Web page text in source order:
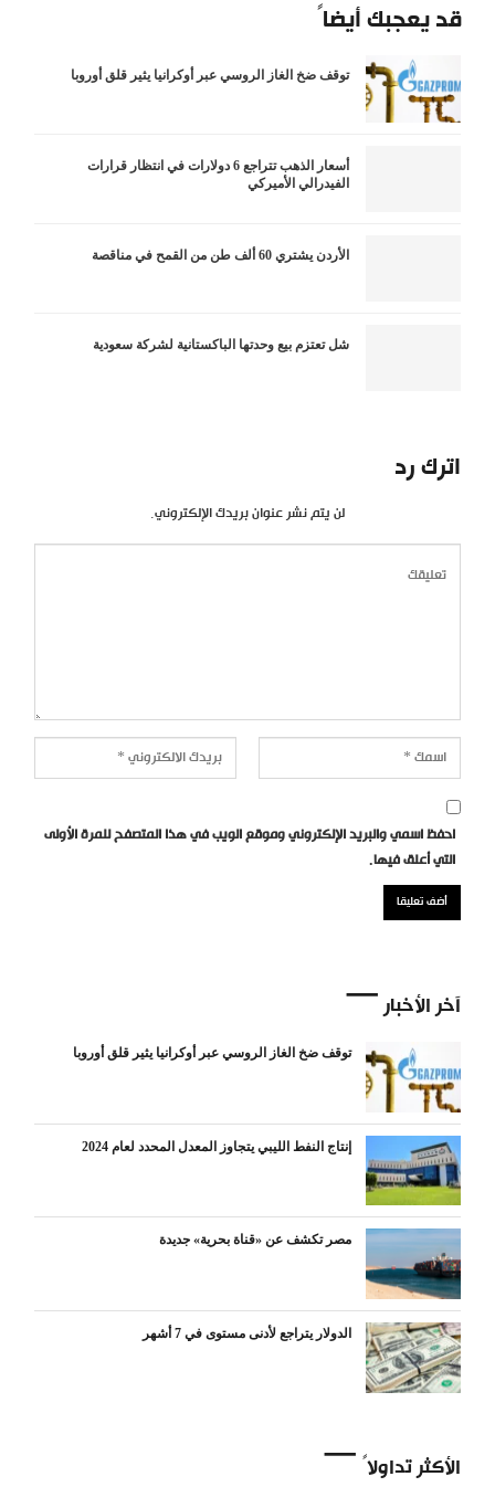
قد يعجبك أيضاً
توقف ضخ الغاز الروسي عبر أوكرانيا يثير قلق أوروبا
أسعار الذهب تتراجع 6 دولارات في انتظار قرارات
الفيدرالي الأميركي
الأردن يشتري 60 ألف طن من القمح في مناقصة
شل تعتزم بيع وحدتها الباكستانية لشركة سعودية
اترك رد
لن يتم نشر عنوان بريدك الإلكتروني.
احفظ اسمي والبريد الإلكتروني وموقع الويب في هذا المتصفح للمرة الأولى
التي أعلق فيها.
آخر الأخبار
توقف ضخ الغاز الروسي عبر أوكرانيا يثير قلق أوروبا
إنتاج النفط الليبي يتجاوز المعدل المحدد لعام 2024
مصر تكشف عن «قناة بحرية» جديدة
الدولار يتراجع لأدنى مستوى في 7 أشهر
الأكثر تداولاً